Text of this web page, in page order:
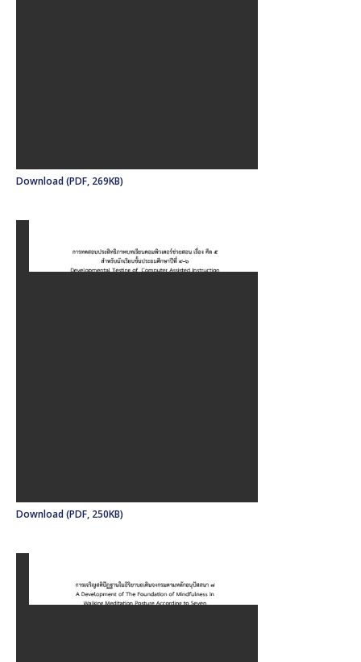
Download (PDF, 269KB)
Download (PDF, 250KB)